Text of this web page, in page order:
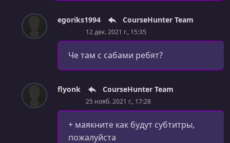
УРОК 122.
Flex Item Layout [Day 17]
Styling Images with "object-fit" [Day 17]
УРОК 124.
Styling Text [Day 17]
00:03:33
Understanding Parent - Child Margin Collapsing [Day 18]
egoriks1994 CourseHunter Team
12 дек. 2021 г., 15:35
Че там с сабами ребят?
flyonk CourseHunter Team
25 нояб. 2021 г., 17:28
+ маякните как будут субтитры,
пожалуйста